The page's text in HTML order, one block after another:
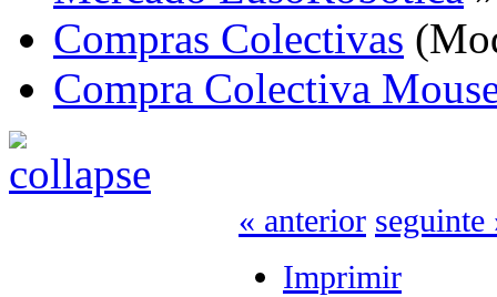
Compras Colectivas
Compra Colectiva
« anterior seguinte
Imprimir